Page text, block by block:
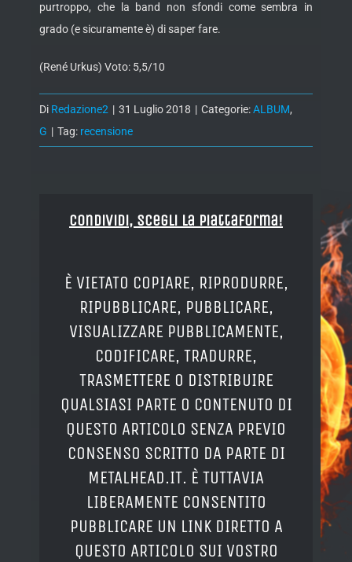
purtroppo, che la band non sfondi come sembra in
grado (e sicuramente è) di saper fare.
(René Urkus) Voto: 5,5/10
Di Redazione2 | 31 Luglio 2018 | Categorie:ALBUM,
G | Tag: recensione
Condividi, Scegli la piattaforma!
È VIETATO COPIARE, RIPRODURRE,
RIPUBBLICARE, PUBBLICARE,
VISUALIZZARE PUBBLICAMENTE,
CODIFICARE, TRADURRE,
TRASMETTERE O DISTRIBUIRE
QUALSIASI PARTE O CONTENUTO DI
QUESTO ARTICOLO SENZA PREVIO
CONSENSO SCRITTO DA PARTE DI
METALHEAD.IT. È TUTTAVIA
LIBERAMENTE CONSENTITO
PUBBLICARE UN LINK DIRETTO A
QUESTO ARTICOLO SUI VOSTRO